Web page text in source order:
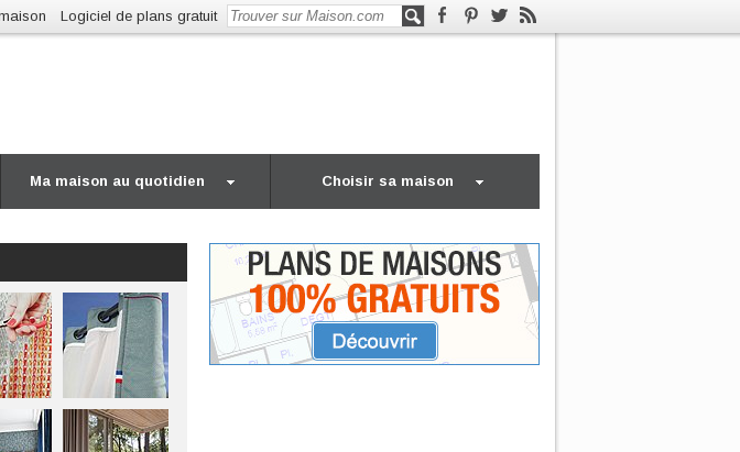
Logiciel de plans gratuit
Ma maison au quotidien Choisir sa maison